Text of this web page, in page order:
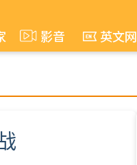
影音 英文网